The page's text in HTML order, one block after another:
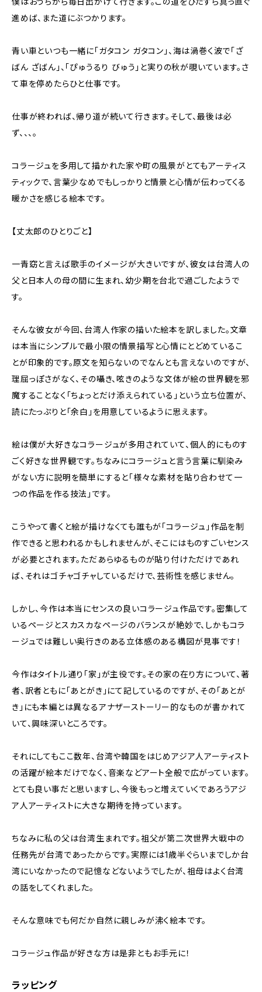
進めば、また道にぶつかります。
青い車といつも一緒に「ガタコン ガタコン」、海は渦巻く波で「ざ
ばん ざばん」、「ぴゅうるり びゅう」と実りの秋が覗いています。さ
て車を停めたらひと仕事です。
仕事が終われば、帰り道が続いて行きます。そして、最後は必
ず、、、。
コラージュを多用して描かれた家や町の風景がとてもアーティス
ティックで、言葉少なめでもしっかりと情景と心情が伝わってくる
暖かさを感じる絵本です。
【丈太郎のひとりごと】
一青窈と言えば歌手のイメージが大きいですが、彼女は台湾人の
父と日本人の母の間に生まれ、幼少期を台北で過ごしたようで
す。
そんな彼女が今回、台湾人作家の描いた絵本を訳しました。文章
は本当にシンプルで最小限の情景描写と心情にとどめているこ
とが印象的です。原文を知らないのでなんとも言えないのですが、
理屈っぽさがなく、その囁き、呟きのような文体が絵の世界観を邪
魔することなく「ちょっとだけ添えられている」という立ち位置が、
読にたっぷりと「余白」を用意しているように思えます。
絵は僕が大好きなコラージュが多用されていて、個人的にものす
ごく好きな世界観です。ちなみにコラージュと言う言葉に馴染み
がない方に説明を簡単にすると「様々な素材を貼り合わせて一
つの作品を作る技法」です。
こうやって書くと絵が描けなくても誰もが「コラージュ」作品を制
作できると思われるかもしれませんが、そこにはものすごいセンス
が必要とされます。ただあらゆるものが貼り付けただけであれ
ば、それはゴチャゴチャしているだけで、芸術性を感じません。
しかし、今作は本当にセンスの良いコラージュ作品です。密集して
いるページとスカスカなページのバランスが絶妙で、しかもコラ
ージュでは難しい奥行きのある立体感のある構図が見事です！
今作はタイトル通り「家」が主役です。その家の在り方について、著
者、訳者ともに「あとがき」にて記しているのですが、その「あとが
き」にも本編とは異なるアナザーストーリー的なものが書かれて
いて、興味深いところです。
それにしてもここ数年、台湾や韓国をはじめアジア人アーティスト
の活躍が絵本だけでなく、音楽などアート全般で広がっています。
とても良い事だと思いますし、今後もっと増えていくであろうアジ
ア人アーティストに大きな期待を持っています。
ちなみに私の父は台湾生まれです。祖父が第二次世界大戦中の
任務先が台湾であったからです。実際には1歳半ぐらいまでしか台
湾にいなかったので記憶などないようでしたが、祖母はよく台湾
の話をしてくれました。
そんな意味でも何だか自然に親しみが沸く絵本です。
コラージュ作品が好きな方は是非ともお手元に！
ラッピング